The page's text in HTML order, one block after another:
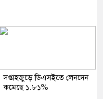
সপ্তাহজুড়ে ডিএসইতে লেনদেন
কমেছে ১.৮১%